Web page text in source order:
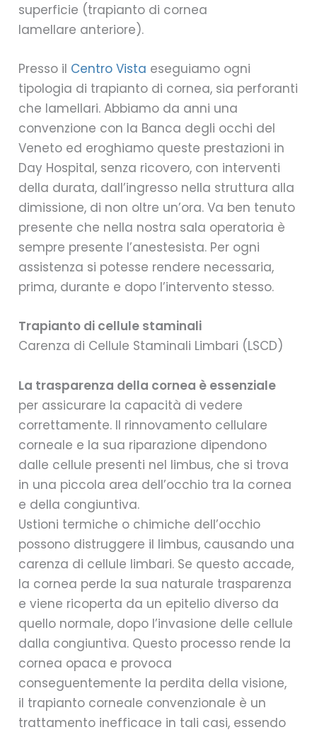
superficie (trapianto di cornea
lamellare anteriore).
Presso il Centro Vista eseguiamo ogni
tipologia di trapianto di cornea, sia perforanti
che lamellari. Abbiamo da anni una
convenzione con la Banca degli occhi del
Veneto ed eroghiamo queste prestazioni in
Day Hospital, senza ricovero, con interventi
della durata, dall’ingresso nella struttura alla
dimissione, di non oltre un’ora. Va ben tenuto
presente che nella nostra sala operatoria è
sempre presente l’anestesista. Per ogni
assistenza si potesse rendere necessaria,
prima, durante e dopo l’intervento stesso.
Trapianto di cellule staminali
Carenza di Cellule Staminali Limbari (LSCD)
La trasparenza della cornea è essenziale
per assicurare la capacità di vedere
correttamente. Il rinnovamento cellulare
corneale e la sua riparazione dipendono
dalle cellule presenti nel limbus, che si trova
in una piccola area dell’occhio tra la cornea
e della congiuntiva.
Ustioni termiche o chimiche dell’occhio
possono distruggere il limbus, causando una
carenza di cellule limbari. Se questo accade,
la cornea perde la sua naturale trasparenza
e viene ricoperta da un epitelio diverso da
quello normale, dopo l’invasione delle cellule
dalla congiuntiva. Questo processo rende la
cornea opaca e provoca
conseguentemente la perdita della visione,
il trapianto corneale convenzionale è un
trattamento inefficace in tali casi, essendo